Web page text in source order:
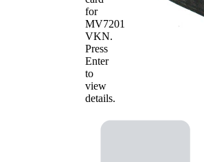
for
MV7201
VKN.
Press
Enter
to
view
details.